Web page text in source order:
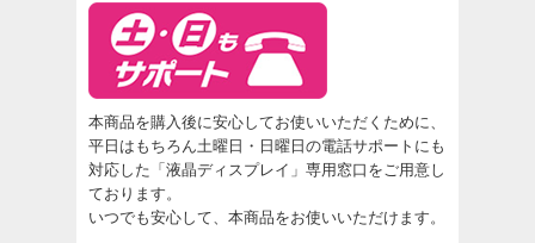
本商品を購入後に安心してお使いいただくために、
平日はもちろん土曜日・日曜日の電話サポートにも
対応した「液晶ディスプレイ」専用窓口をご用意し
ております。
いつでも安心して、本商品をお使いいただけます。